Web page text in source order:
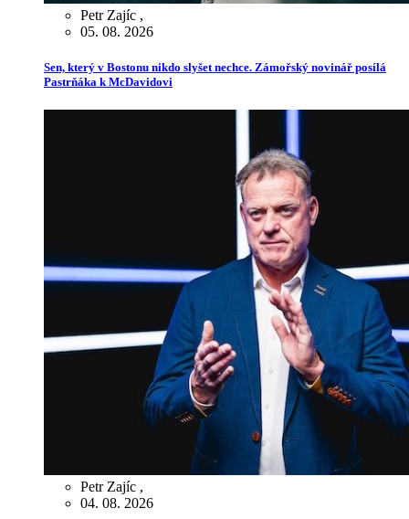
Petr Zajíc ,
05. 08. 2026
Sen, který v Bostonu nikdo slyšet nechce. Zámořský novinář posílá
Pastrňáka k McDavidovi
Petr Zajíc ,
04. 08. 2026